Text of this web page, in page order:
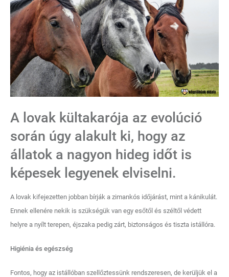
A lovak kültakarója az evolúció
során úgy alakult ki, hogy az
állatok a nagyon hideg időt is
képesek legyenek elviselni.
A lovak kifejezetten jobban bírják a zimankós időjárást, mint a kánikulát.
Ennek ellenére nekik is szükségük van egy esőtől és széltől védett
helyre a nyílt terepen, éjszaka pedig zárt, biztonságos és tiszta istállóra.
Higiénia és egészség
Fontos, hogy az istállóban szellőztessünk rendszeresen, de kerüljük el a